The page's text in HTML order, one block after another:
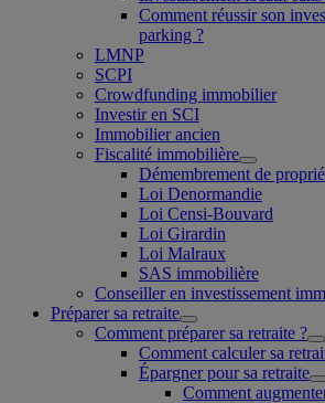
Comment réussir son
parking ?
LMNP
SCPI
Crowdfunding immobilier
Investir en SCI
Immobilier ancien
Fiscalité immobilière
Démembrement de
Loi Denormandie
Loi Censi-Bouvard
Loi Girardin
Loi Malraux
SAS immobilière
Conseiller en investissement
Préparer sa retraite
Comment préparer sa retraite ?
Comment calculer sa
Épargner pour sa retraite
Comment